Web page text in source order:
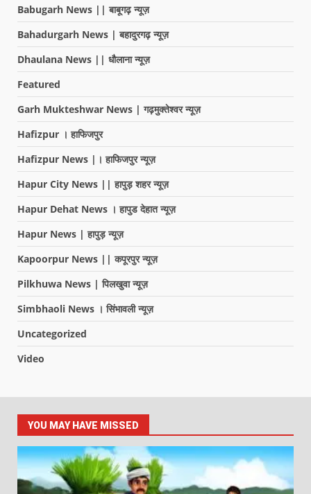
Babugarh News || बाबूगढ़ न्यूज़
Bahadurgarh News | बहादुरगढ़ न्यूज़
Dhaulana News || धौलाना न्यूज़
Featured
Garh Mukteshwar News | गढ़मुक्तेश्वर न्यूज़
Hafizpur । हाफिजपुर
Hafizpur News |। हाफिजपुर न्यूज़
Hapur City News || हापुड़ शहर न्यूज़
Hapur Dehat News । हापुड देहात न्यूज़
Hapur News | हापुड़ न्यूज़
Kapoorpur News || कपूरपुर न्यूज़
Pilkhuwa News | पिलखुवा न्यूज़
Simbhaoli News । सिंभावली न्यूज़
Uncategorized
Video
YOU MAY HAVE MISSED